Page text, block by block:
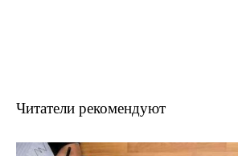
Читатели рекомендуют